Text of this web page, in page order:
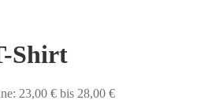
Shirt
23,00 € bis 28,00 €